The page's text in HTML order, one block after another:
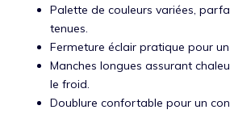
Palette de couleurs variées,
tenues.
Fermeture éclair pratique pour
Manches longues assurant
le froid.
Doublure confortable pour un